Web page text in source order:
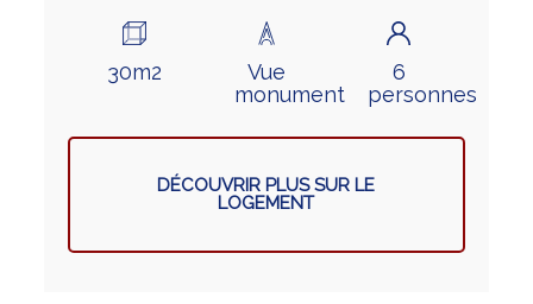
30m2
Vue
monument
6
personnes
DÉCOUVRIR PLUS SUR LE
LOGEMENT